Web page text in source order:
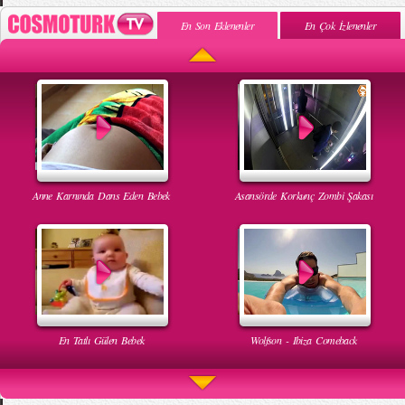
En Son Eklenenler En Çok İzlenenler
Anne Karnında Dans Eden Bebek Asansörde Korkunç Zombi Şakası
En Tatlı Gülen Bebek Wolfson - Ibiza Comeback